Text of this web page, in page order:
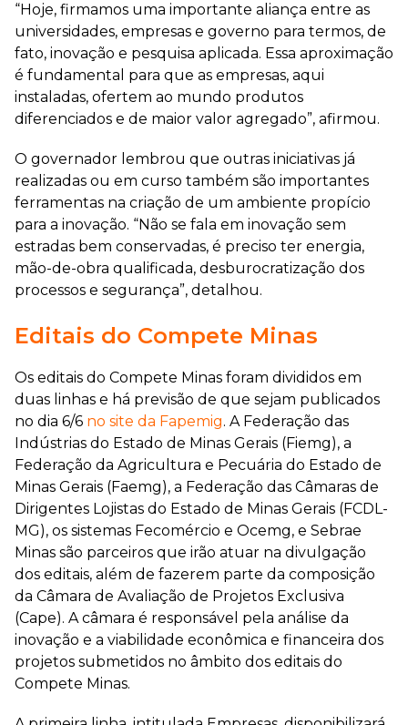
“Hoje, firmamos uma importante aliança entre as
universidades, empresas e governo para termos, de
fato, inovação e pesquisa aplicada. Essa aproximação
é fundamental para que as empresas, aqui
instaladas, ofertem ao mundo produtos
diferenciados e de maior valor agregado”, afirmou.
O governador lembrou que outras iniciativas já
realizadas ou em curso também são importantes
ferramentas na criação de um ambiente propício
para a inovação. “Não se fala em inovação sem
estradas bem conservadas, é preciso ter energia,
mão-de-obra qualificada, desburocratização dos
processos e segurança”, detalhou.
Editais do Compete Minas
Os editais do Compete Minas foram divididos em
duas linhas e há previsão de que sejam publicados
no dia 6/6 no site da Fapemig. A Federação das
Indústrias do Estado de Minas Gerais (Fiemg), a
Federação da Agricultura e Pecuária do Estado de
Minas Gerais (Faemg), a Federação das Câmaras de
Dirigentes Lojistas do Estado de Minas Gerais (FCDL-
MG), os sistemas Fecomércio e Ocemg, e Sebrae
Minas são parceiros que irão atuar na divulgação
dos editais, além de fazerem parte da composição
da Câmara de Avaliação de Projetos Exclusiva
(Cape). A câmara é responsável pela análise da
inovação e a viabilidade econômica e financeira dos
projetos submetidos no âmbito dos editais do
Compete Minas.